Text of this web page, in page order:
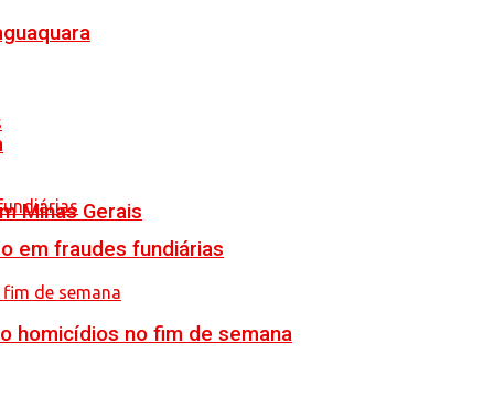
Minas Gerais
em fraudes fundiárias
homicídios no fim de semana